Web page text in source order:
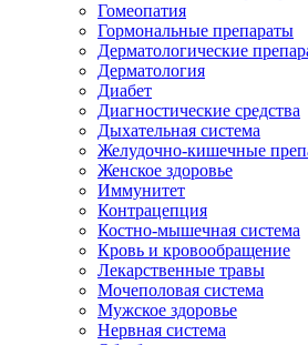
Гомеопатия
Гормональные препараты
Дерматологические
Дерматология
Диабет
Диагностические средства
Дыхательная система
Желудочно-кишечные
Женское здоровье
Иммунитет
Контрацепция
Костно-мышечная система
Кровь и кровообращение
Лекарственные травы
Мочеполовая система
Мужское здоровье
Нервная система